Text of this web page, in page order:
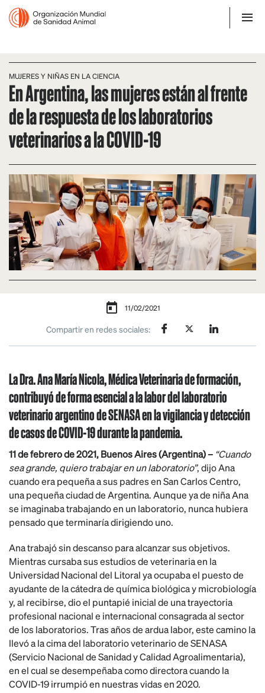
MUJERES Y NIÑAS EN LA CIENCIA
En Argentina, las mujeres están al frente
de la respuesta de los laboratorios
veterinarios a la COVID-19
11/02/2021
Compartir en redes sociales:
La Dra. Ana María Nicola, Médica Veterinaria de formación,
contribuyó de forma esencial a la labor del laboratorio
veterinario argentino de SENASA en la vigilancia y detección
de casos de COVID-19 durante la pandemia.
11 de febrero de 2021, Buenos Aires (Argentina) – “Cuando
sea grande, quiero trabajar en un laboratorio”, dijo Ana
cuando era pequeña a sus padres en San Carlos Centro,
una pequeña ciudad de Argentina. Aunque ya de niña Ana
se imaginaba trabajando en un laboratorio, nunca hubiera
pensado que terminaría dirigiendo uno.
Ana trabajó sin descanso para alcanzar sus objetivos.
Mientras cursaba sus estudios de veterinaria en la
Universidad Nacional del Litoral ya ocupaba el puesto de
ayudante de la cátedra de química biológica y microbiología
y, al recibirse, dio el puntapié inicial de una trayectoria
profesional nacional e internacional consagrada al sector
de los laboratorios. Tras años de ardua labor, este camino la
llevó a la cima del laboratorio veterinario de SENASA
(Servicio Nacional de Sanidad y Calidad Agroalimentaria),
en el cual se desempeñaba como directora cuando la
COVID-19 irrumpió en nuestras vidas en 2020.